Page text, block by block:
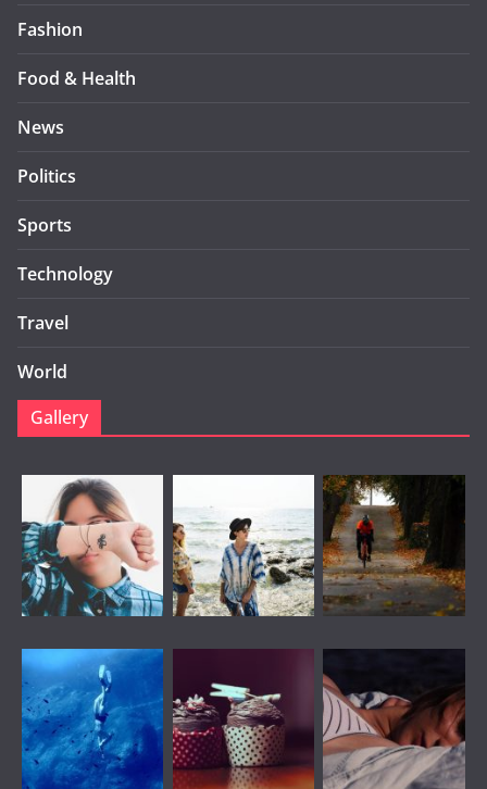
Fashion
Food & Health
News
Politics
Sports
Technology
Travel
World
Gallery